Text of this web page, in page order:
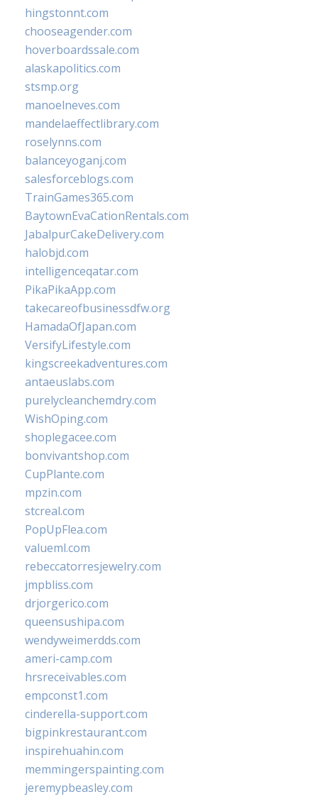
hingstonnt.com
chooseagender.com
hoverboardssale.com
alaskapolitics.com
stsmp.org
manoelneves.com
mandelaeffectlibrary.com
roselynns.com
balanceyoganj.com
salesforceblogs.com
TrainGames365.com
BaytownEvaCationRentals.com
JabalpurCakeDelivery.com
halobjd.com
intelligenceqatar.com
PikaPikaApp.com
takecareofbusinessdfw.org
HamadaOfJapan.com
VersifyLifestyle.com
kingscreekadventures.com
antaeuslabs.com
purelycleanchemdry.com
WishOping.com
shoplegacee.com
bonvivantshop.com
CupPlante.com
mpzin.com
stcreal.com
PopUpFlea.com
valueml.com
rebeccatorresjewelry.com
jmpbliss.com
drjorgerico.com
queensushipa.com
wendyweimerdds.com
ameri-camp.com
hrsreceivables.com
empconst1.com
cinderella-support.com
bigpinkrestaurant.com
inspirehuahin.com
memmingerspainting.com
jeremypbeasley.com